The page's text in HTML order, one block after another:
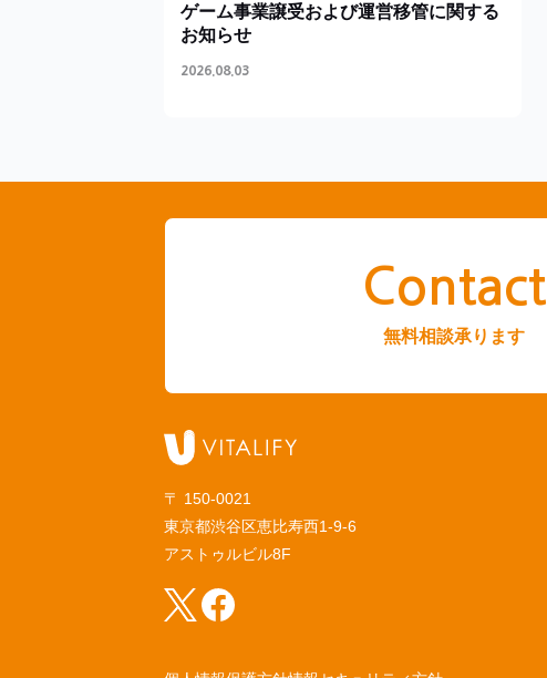
ゲーム事業譲受および運営移管に関する
お知らせ
2026.08.03
Contact
無料相談承ります
〒 150-0021
東京都渋谷区恵比寿西1-9-6
アストゥルビル8F